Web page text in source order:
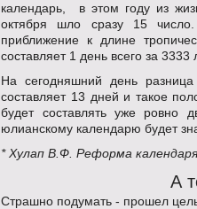
календарь, в этом году из
октября шло сразу 15
приближение к длине
составляет 1 день всего за 3333
На сегодняшний день
составляет 13 дней и такое
будет составлять уже
юлианскому календарю будет
* Хулап В.Ф. Реформа
А
Страшно подумать - прошел